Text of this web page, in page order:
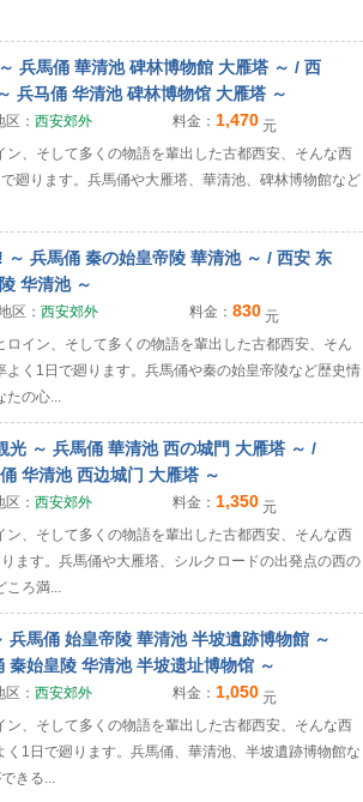
兵馬俑 華清池 碑林博物館 大雁塔 ～ / 西
兵马俑 华清池 碑林博物馆 大雁塔 ～
： 西安郊外 料金： 1,470 元
、そして多くの物語を輩出した古都西安、そんな西
廻ります。兵馬俑や大雁塔、華清池、碑林博物館など
～ 兵馬俑 秦の始皇帝陵 華清池 ～ / 西安 东
华清池 ～
区： 西安郊外 料金： 830 元
イン、そして多くの物語を輩出した古都西安、そん
よく1日で廻ります。兵馬俑や秦の始皇帝陵など歴史情
たの心...
光 ～ 兵馬俑 華清池 西の城門 大雁塔 ～ /
华清池 西边城门 大雁塔 ～
： 西安郊外 料金： 1,350 元
、そして多くの物語を輩出した古都西安、そんな西
ます。兵馬俑や大雁塔、シルクロードの出発点の西の
ころ満...
馬俑 始皇帝陵 華清池 半坡遺跡博物館 ～
始皇陵 华清池 半坡遗址博物馆 ～
： 西安郊外 料金： 1,050 元
、そして多くの物語を輩出した古都西安、そんな西
1日で廻ります。兵馬俑、華清池、半坡遺跡博物館な
きる...